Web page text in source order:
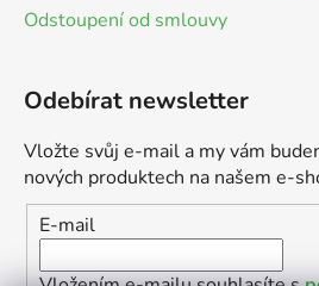
Odstoupení od smlouvy
Odebírat newsletter
Vložte svůj e-mail a my vám
nových produktech na našem e-
E-mail